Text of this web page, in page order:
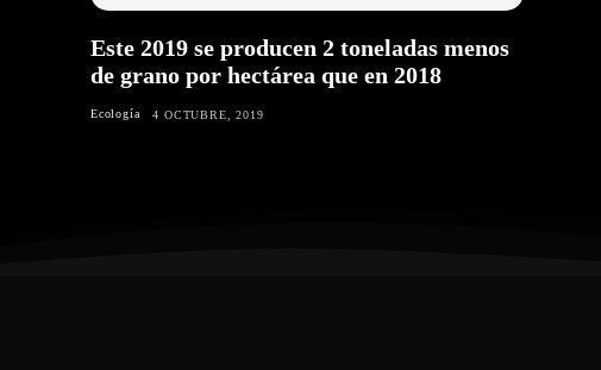
Este 2019 se producen 2 toneladas menos
de grano por hectárea que en 2018
Ecología 4 OCTUBRE, 2019